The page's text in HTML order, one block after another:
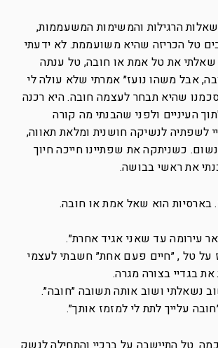
הרגילות והמשימות המשעממות,
טל הכריזה שהיא משועממת. לא ידעתי
את טל אמת או חובה, טל ענתה
אבל משהו נועז״ אמרתי שלא עולה לי
שהיא תבחר לעצמה חובה. היא רכנה
העיניים ולפני שהבנתי מה קורה
לשפתיה לנשיקה חושנית ומלאת תאווה,
כשניתקה את שפתיינו חייכה חיוך
את ראשי בבושה.
בארסיות הוא שאל אמת או חובה.
עירומה עד שאני אגיד אחרת״.
על טל , ״חיים פעם אחת״ חשבתי לעצמי
בגדיי בצורה מגרה.
נשאלתי ושוב אותה תשובה ״חובה״.
עלייך לתת לי למזמז אותך״.